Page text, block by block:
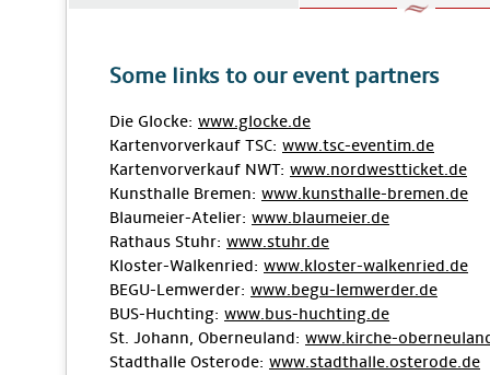
Some links to our event partners
Die Glocke: www.glocke.de
Kartenvorverkauf TSC: www.tsc-eventim.de
Kartenvorverkauf NWT: www.nordwestticket.de
Kunsthalle Bremen: www.kunsthalle-bremen.de
Blaumeier-Atelier: www.blaumeier.de
Rathaus Stuhr: www.stuhr.de
Kloster-Walkenried: www.kloster-walkenried.de
BEGU-Lemwerder: www.begu-lemwerder.de
BUS-Huchting: www.bus-huchting.de
St. Johann, Oberneuland: www.kirche-
Stadthalle Osterode: www.stadthalle.osterode.de